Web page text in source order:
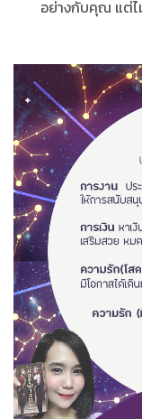
อย่างกับคุณ แต่ไ